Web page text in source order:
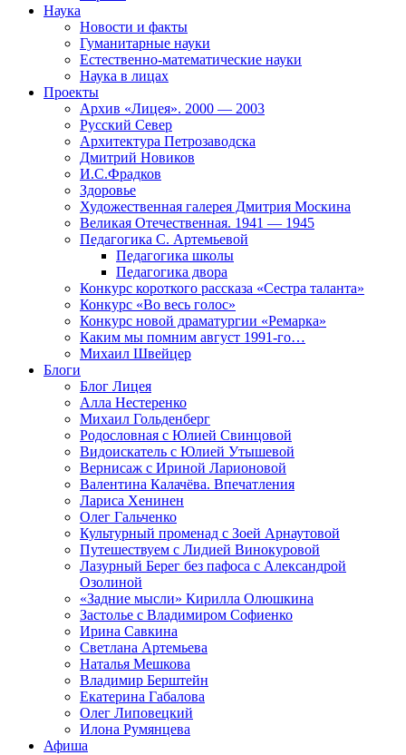
Наука
Новости и факты
Гуманитарные науки
Естественно-математические науки
Наука в лицах
Проекты
Архив «Лицея». 2000 — 2003
Русский Север
Архитектура Петрозаводска
Дмитрий Новиков
И.С.Фрадков
Здоровье
Художественная галерея Дмитрия Москина
Великая Отечественная. 1941 — 1945
Педагогика С. Артемьевой
Педагогика школы
Педагогика двора
Конкурс короткого рассказа «Сестра таланта»
Конкурс «Во весь голос»
Конкурс новой драматургии «Ремарка»
Каким мы помним август 1991-го…
Михаил Швейцер
Блоги
Блог Лицея
Алла Нестеренко
Михаил Гольденберг
Родословная с Юлией Свинцовой
Видоискатель с Юлией Утышевой
Вернисаж с Ириной Ларионовой
Валентина Калачёва. Впечатления
Лариса Хенинен
Олег Гальченко
Культурный променад с Зоей Арнаутовой
Путешествуем с Лидией Винокуровой
Лазурный Берег без пафоса с Александрой
Озолиной
«Задние мысли» Кирилла Олюшкина
Застолье с Владимиром Софиенко
Ирина Савкина
Светлана Артемьева
Наталья Мешкова
Владимир Берштейн
Екатерина Габалова
Олег Липовецкий
Илона Румянцева
Афиша